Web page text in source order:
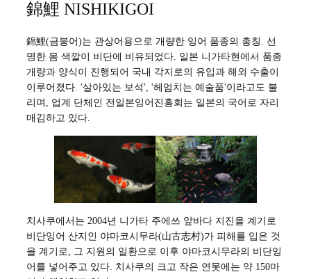
錦鯉 NISHIKIGOI
錦鯉(금붕어)는 관상어용으로 개량한 잉어 품종의 총칭. 선
명한 몸 색깔이 비단에 비유되었다. 일본 니가타현에서 품종
개량과 양식이 진행되어 국내 각지로의 유입과 해외 수출이
이루어졌다. '살아있는 보석', '헤엄치는 예술품'이라고도 불
리며, 업계 단체인 전일본잉어진흥회는 일본의 국어로 자리
매김하고 있다.
치사쿠에서는 2004년 니가타 주에쓰 앞바다 지진을 계기로
비단잉어 산지인 야마코시무라(山古志村)가 피해를 입은 것
을 계기로, 그 지원의 일환으로 이후 야마코시무라의 비단잉
어를 넣어주고 있다. 치사쿠의 크고 작은 연못에는 약 150마